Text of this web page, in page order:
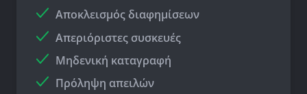
Αποκλεισμός διαφημίσεων
Απεριόριστες συσκευές
Μηδενική καταγραφή
Πρόληψη απειλών